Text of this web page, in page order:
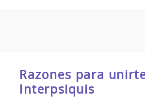
Razones para
Interpsiquis